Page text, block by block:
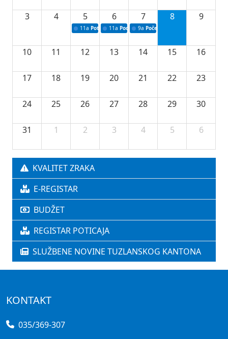
3 4 5
11a Potpisivanje ugovora o stipendijama za
6
11a Podrška razvoju vodne infrastrukture u
7
9a Početak izgradnje nove
8 9
10 11 12 13 14 15 16
17 18 19 20 21 22 23
24 25 26 27 28 29 30
31 1 2 3 4 5 6
KVALITET ZRAKA
E-REGISTAR
BUDŽET
REGISTAR POTICAJA
SLUŽBENE NOVINE TUZLANSKOG KANTONA
KONTAKT
035/369-307